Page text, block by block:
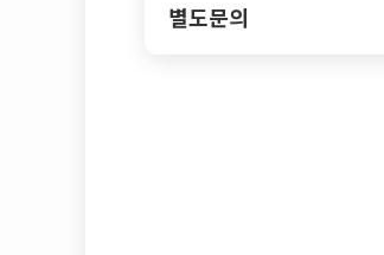
별도문의